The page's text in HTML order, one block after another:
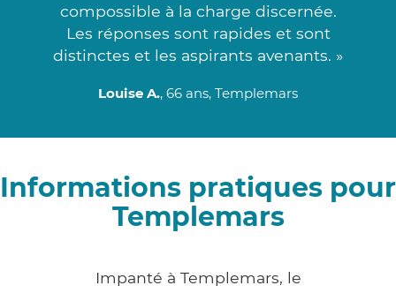
compossible à la charge discernée.
Les réponses sont rapides et sont
distinctes et les aspirants avenants. »
Louise A., 66 ans, Templemars
Informations pratiques pour
Templemars
Impanté à Templemars, le